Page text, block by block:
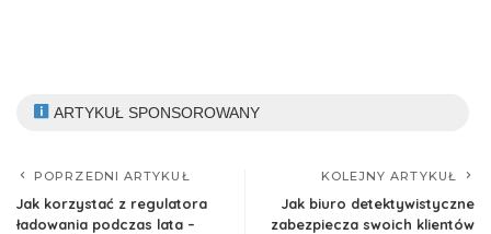
ARTYKUŁ SPONSOROWANY
POPRZEDNI ARTYKUŁ
Jak korzystać z regulatora
ładowania podczas lata –
KOLEJNY ARTYKUŁ
Jak biuro detektywistyczne
zabezpiecza swoich klientów